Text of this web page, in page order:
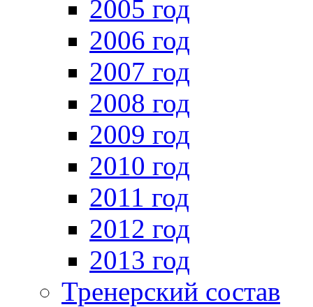
2005 год
2006 год
2007 год
2008 год
2009 год
2010 год
2011 год
2012 год
2013 год
Тренерский состав